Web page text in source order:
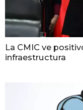
La CMIC ve
infraestructura